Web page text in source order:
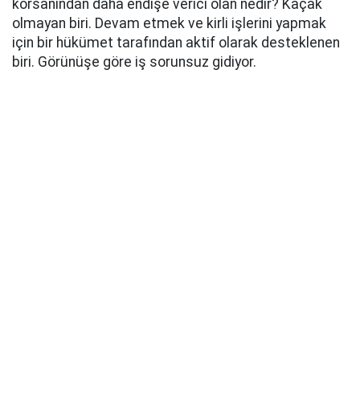
korsanından daha endişe verici olan nedir? Kaçak
olmayan biri. Devam etmek ve kirli işlerini yapmak
için bir hükümet tarafından aktif olarak desteklenen
biri. Görünüşe göre iş sorunsuz gidiyor.